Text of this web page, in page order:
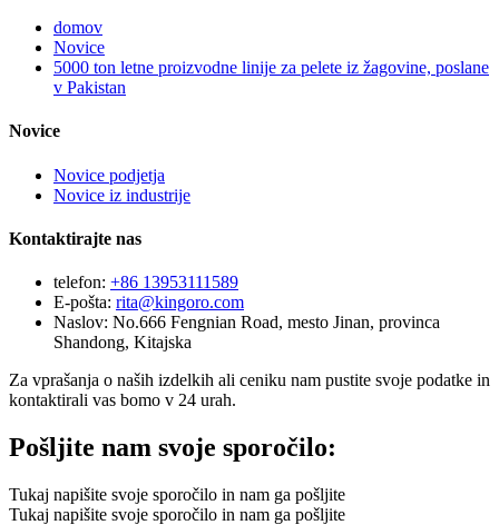
domov
Novice
5000 ton letne proizvodne linije za pelete iz žagovine, poslane
v Pakistan
Novice
Novice podjetja
Novice iz industrije
Kontaktirajte nas
telefon: +86 13953111589
E-pošta: rita@kingoro.com
Naslov: No.666 Fengnian Road, mesto Jinan, provinca
Shandong, Kitajska
Za vprašanja o naših izdelkih ali ceniku nam pustite svoje podatke in
kontaktirali vas bomo v 24 urah.
Pošljite nam svoje sporočilo:
Tukaj napišite svoje sporočilo in nam ga pošljite
Tukaj napišite svoje sporočilo in nam ga pošljite